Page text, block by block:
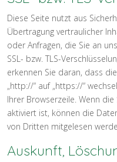
Diese Seite nutzt aus
Übertragung vertraulicher
oder Anfragen, die Sie an
SSL- bzw. TLS-
erkennen Sie daran, dass
„http://“ auf „https://“
Ihrer Browserzeile. Wenn die
aktiviert ist, können die
von Dritten mitgelesen
Auskunft,